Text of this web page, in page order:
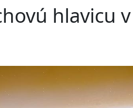
hlavicu